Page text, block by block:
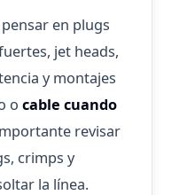
en plugs
jet heads,
y montajes
o cable cuando
revisar
crimps y
la línea.